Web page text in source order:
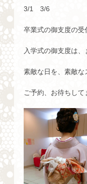
3/1 3/6
卒業式の御支度の受
入学式の御支度は、
素敵な日を、素敵な
ご予約、お待ちして